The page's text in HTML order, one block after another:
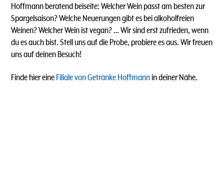
Hoffmann beratend beiseite: Welcher Wein passt am besten zur
Spargelsaison? Welche Neuerungen gibt es bei alkoholfreien
Weinen? Welcher Wein ist vegan? … Wir sind erst zufrieden, wenn
du es auch bist. Stell uns auf die Probe, probiere es aus. Wir freuen
uns auf deinen Besuch!
Finde hier eine Filiale von Getränke Hoffmann in deiner Nähe.